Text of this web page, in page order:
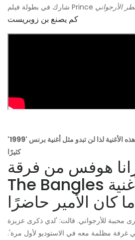
شارك في بطولة فيلم Prince الأرجواني
كم يصنع بن زوبريست
غيَّر فيل كولينز هذه الأغنية لذا لن تبدو مثل أغنية برنس '1999'
كثيرًا
هوفس من فرقة
The Bangles غناء الأغنية
كان الأمير حاضرًا
محببة للأرجواني. قالت: 'لدي ذكرى عزيزة
غرفة مظلمة معه في الاستوديو لأول مرة'.